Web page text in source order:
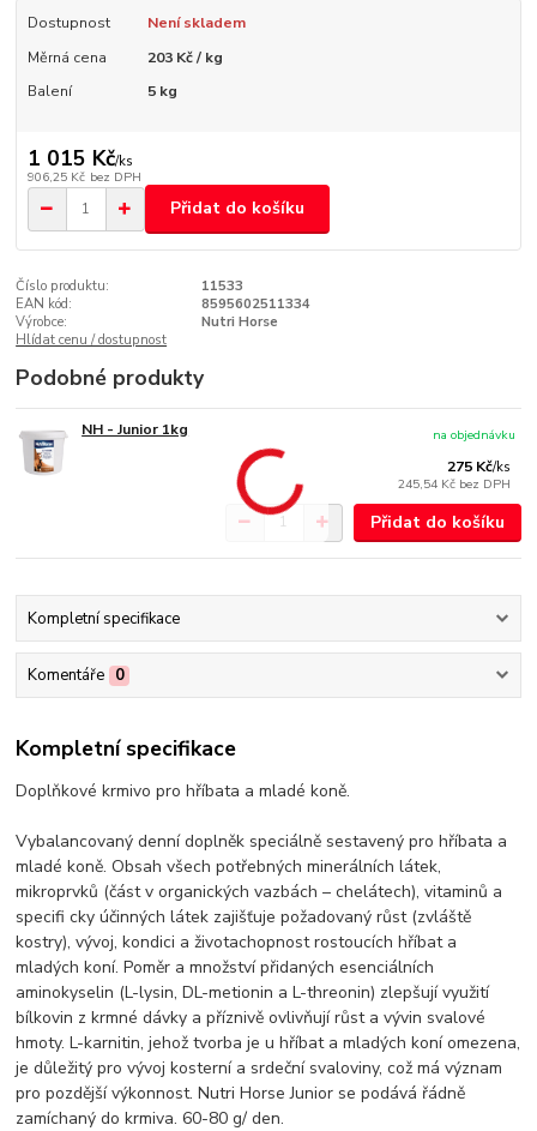
Dostupnost
Není skladem
Měrná cena
203 Kč / kg
Balení
5 kg
1 015 Kč/ks
906,25 Kč bez DPH
Přidat do košíku
Číslo produktu:
11533
EAN kód:
8595602511334
Výrobce:
Nutri Horse
Hlídat cenu / dostupnost
Podobné produkty
NH - Junior 1kg
275 Kč/ks
245,54 Kč bez DPH
na objednávku
Přidat do košíku
Kompletní specifikace
Komentáře 0
Kompletní specifikace
Doplňkové krmivo pro hříbata a mladé koně.
Vybalancovaný denní doplněk speciálně sestavený pro hříbata a
mladé koně. Obsah všech potřebných minerálních látek,
mikroprvků (část v organických vazbách – chelátech), vitaminů a
specifi cky účinných látek zajišťuje požadovaný růst (zvláště
kostry), vývoj, kondici a životachopnost rostoucích hříbat a
mladých koní. Poměr a množství přidaných esenciálních
aminokyselin (L-lysin, DL-metionin a L-threonin) zlepšují využití
bílkovin z krmné dávky a příznivě ovlivňují růst a vývin svalové
hmoty. L-karnitin, jehož tvorba je u hříbat a mladých koní omezena,
je důležitý pro vývoj kosterní a srdeční svaloviny, což má význam
pro pozdější výkonnost. Nutri Horse Junior se podává řádně
zamíchaný do krmiva. 60-80 g/ den.